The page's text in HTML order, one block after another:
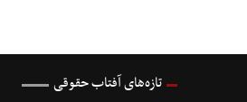
تازه‌های آفتاب حقوقی